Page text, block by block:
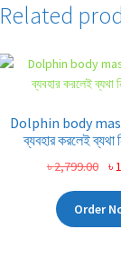
Related
Dolphin body
ব্যবহার করলেই ব্যথা
৳2,799.00
৳
৳
Order